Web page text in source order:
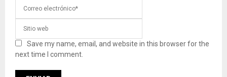
Save my name, email, and website in this browser for the
next time I comment.